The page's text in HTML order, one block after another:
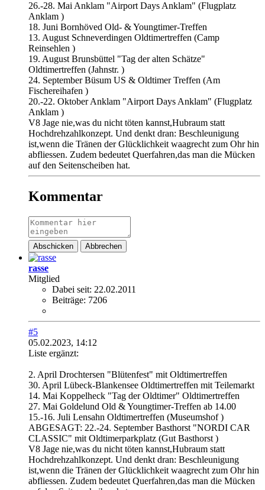
26.-28. Mai Anklam "Airport Days Anklam" (Flugplatz
Anklam )
18. Juni Bornhöved Old- & Youngtimer-Treffen
13. August Schneverdingen Oldtimertreffen (Camp
Reinsehlen )
19. August Brunsbüttel "Tag der alten Schätze"
Oldtimertreffen (Jahnstr. )
24. September Büsum US & Oldtimer Treffen (Am
Fischereihafen )
20.-22. Oktober Anklam "Airport Days Anklam" (Flugplatz
Anklam )
V8 Jage nie,was du nicht töten kannst,Hubraum statt
Hochdrehzahlkonzept. Und denkt dran: Beschleunigung
ist,wenn die Tränen der Glücklichkeit waagrecht zum Ohr hin
abfliessen. Zudem bedeutet Querfahren,das man die Mücken
auf den Seitenscheiben hat.
Kommentar
Abschicken Abbrechen
rasse
Mitglied
Dabei seit: 22.02.2011
Beiträge: 7206
#5
05.02.2023, 14:12
Liste ergänzt:
2. April Drochtersen "Blütenfest" mit Oldtimertreffen
30. April Lübeck-Blankensee Oldtimertreffen mit Teilemarkt
14. Mai Koppelheck "Tag der Oldtimer" Oldtimertreffen
27. Mai Goldelund Old & Youngtimer-Treffen ab 14.00
15.-16. Juli Lensahn Oldtimertreffen (Museumshof )
ABGESAGT: 22.-24. September Basthorst "NORDI CAR
CLASSIC" mit Oldtimerparkplatz (Gut Basthorst )
V8 Jage nie,was du nicht töten kannst,Hubraum statt
Hochdrehzahlkonzept. Und denkt dran: Beschleunigung
ist,wenn die Tränen der Glücklichkeit waagrecht zum Ohr hin
abfliessen. Zudem bedeutet Querfahren,das man die Mücken